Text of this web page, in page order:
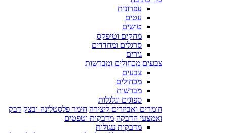
עפרונות
עטים
טושים
מחקים וטיפקס
סרגלים ומחדדים
גירים
צבעים מכחולים ומברשות
צבעים
מכחולים
מברשות
ספוגים וגלגלות
חומרים ואביזרים ליצירה חימר פלסטלינה ובצק דבק
ואמצעי הדבקה מדבקות וטפטים
מדבקות עגולות